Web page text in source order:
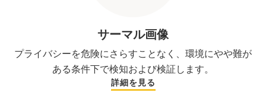
サーマル画像
プライバシーを危険にさらすことなく、環境にやや難が
ある条件下で検知および検証します。
詳細を見る